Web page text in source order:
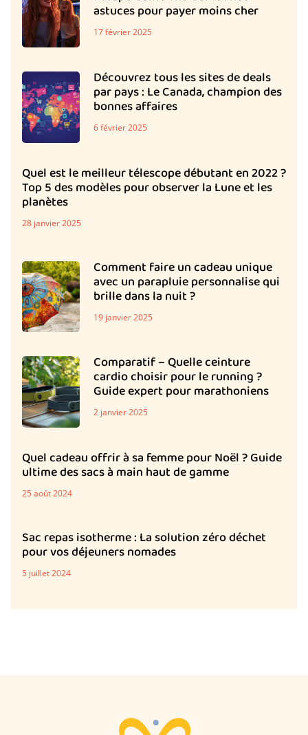
astuces pour payer moins cher
17 février 2025
Découvrez tous les sites de deals
par pays : Le Canada, champion des
bonnes affaires
6 février 2025
Quel est le meilleur télescope débutant en 2022 ?
Top 5 des modèles pour observer la Lune et les
planètes
28 janvier 2025
Comment faire un cadeau unique
avec un parapluie personnalise qui
brille dans la nuit ?
19 janvier 2025
Comparatif – Quelle ceinture
cardio choisir pour le running ?
Guide expert pour marathoniens
2 janvier 2025
Quel cadeau offrir à sa femme pour Noël ? Guide
ultime des sacs à main haut de gamme
25 août 2024
Sac repas isotherme : La solution zéro déchet
pour vos déjeuners nomades
5 juillet 2024